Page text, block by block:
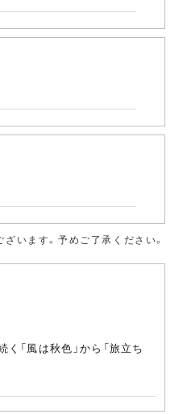
います。予めご了承ください。
「風は秋色」から「旅立ち